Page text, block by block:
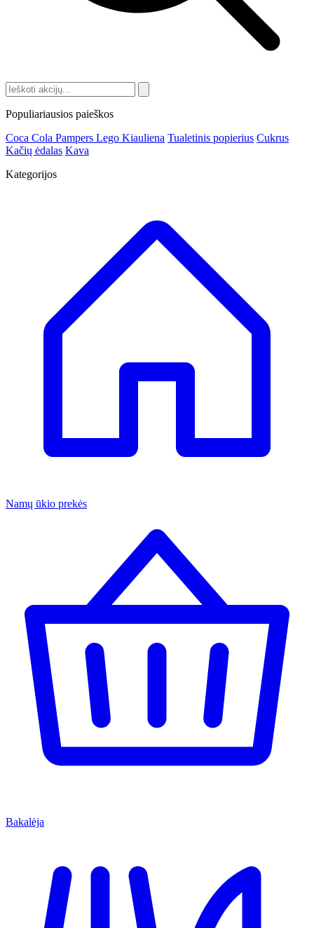
Populiariausios paieškos
Coca Cola Pampers Lego Kiauliena Tualetinis popierius Cukrus
Kačių ėdalas Kava
Kategorijos
Namų ūkio prekės
Bakalėja